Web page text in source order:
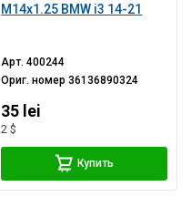
M14x1.25 BMW i3 14-21
Арт.400244
Ориг. номер36136890324
35 lei
2 $
Купить